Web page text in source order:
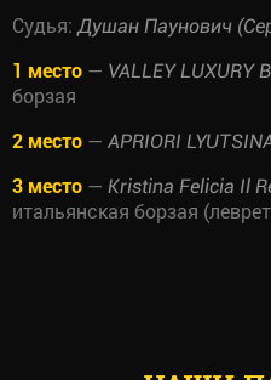
Судья: Душан Паунович
1 место — VALLEY LUXURY
борзая
2 место — APRIORI
3 место — Kristina Felicia Il
итальянская борзая